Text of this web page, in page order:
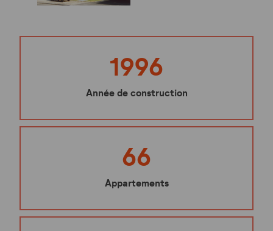
1996
Année de construction
66
Appartements